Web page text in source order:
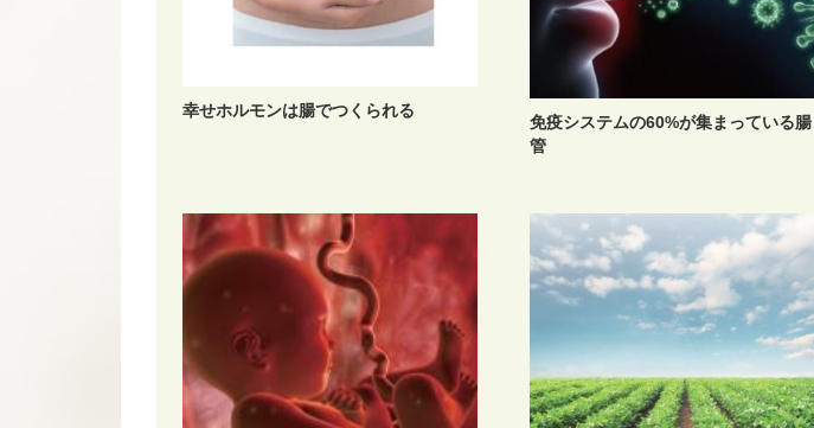
幸せホルモンは腸でつくられる
免疫システムの60%が集まっている腸
管